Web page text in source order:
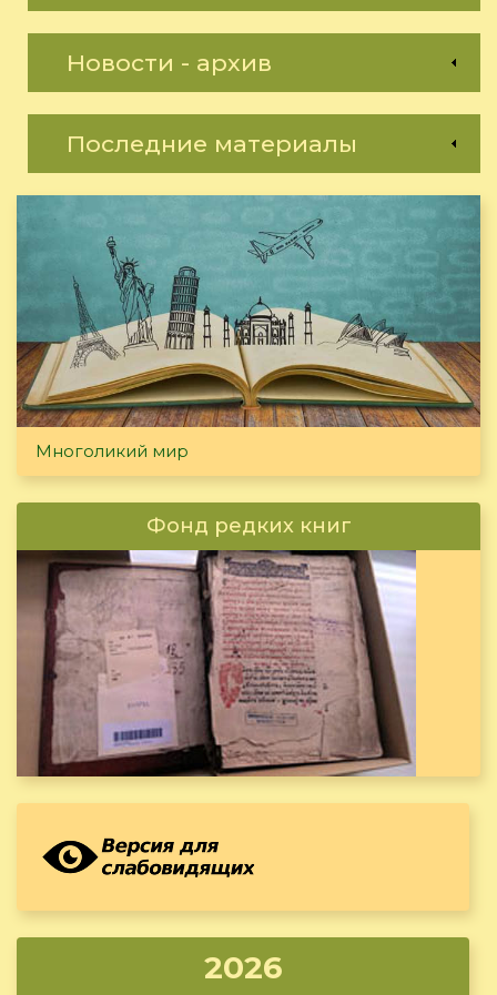
Новости - архив
Последние материалы
Многоликий мир
Фонд редких книг
2026